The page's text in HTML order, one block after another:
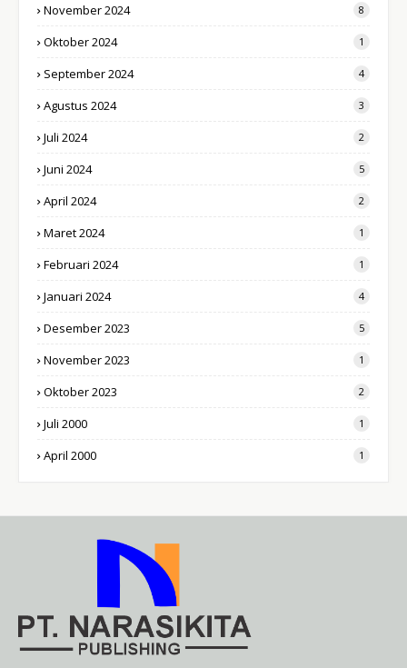
November 2024 8
Oktober 2024 1
September 2024 4
Agustus 2024 3
Juli 2024 2
Juni 2024 5
April 2024 2
Maret 2024 1
Februari 2024 1
Januari 2024 4
Desember 2023 5
November 2023 1
Oktober 2023 2
Juli 2000 1
April 2000 1